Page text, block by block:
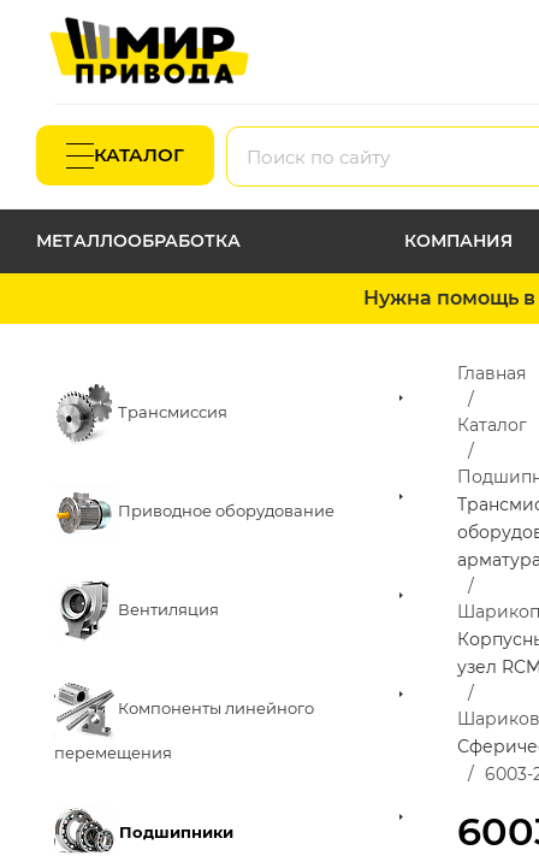
КАТАЛОГ
МЕТАЛЛООБРАБОТКА КОМПАНИЯ
Нужна помощь в
Трансмиссия
Приводное оборудование
Вентиляция
Компоненты линейного
перемещения
Подшипники
Главная
Каталог
узел
6003-